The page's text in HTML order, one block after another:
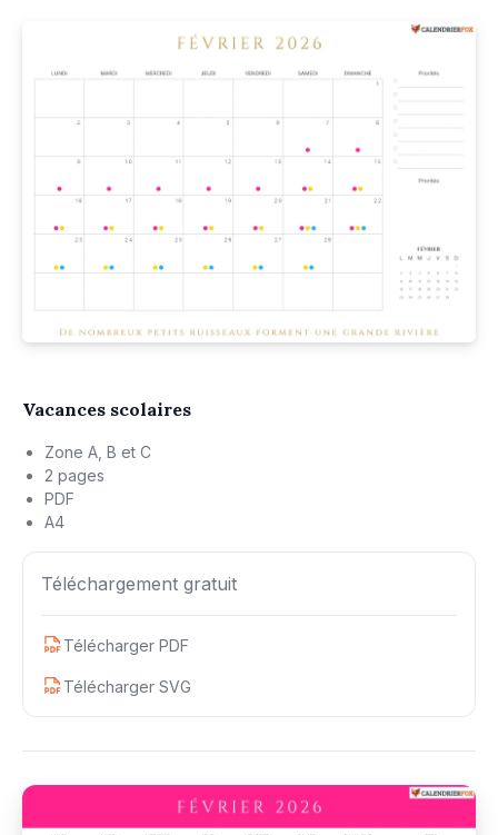
Vacances scolaires
Zone A, B et C
2 pages
PDF
A4
Téléchargement gratuit
Télécharger PDF
Télécharger SVG